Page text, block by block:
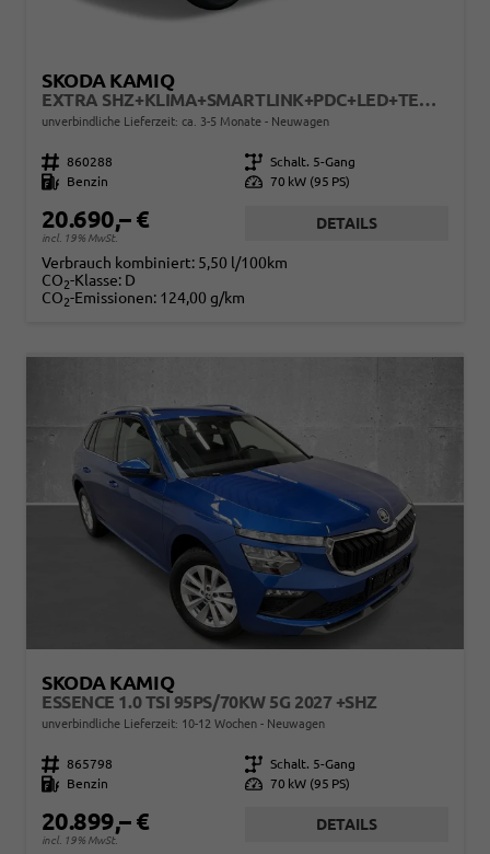
SKODA KAMIQ
EXTRA SHZ+KLIMA+SMARTLINK+PDC+LED+TEMPOMAT
unverbindliche Lieferzeit: ca. 3-5 Monate Neuwagen
Fahrzeugnr. 860288 Getriebe Schalt. 5-Gang
Kraftstoff
Benzin Leistung 70 kW (95 PS)
20.690,– €
incl. 19% MwSt.
DETAILS
Verbrauch kombiniert: 5,50 l/100km
CO2-Klasse: D
CO2-Emissionen: 124,00 g/km
SKODA KAMIQ
ESSENCE 1.0 TSI 95PS/70KW 5G 2027 +SHZ
unverbindliche Lieferzeit: 10-12 Wochen Neuwagen
Fahrzeugnr. 865798 Getriebe Schalt. 5-Gang
Kraftstoff
Benzin Leistung 70 kW (95 PS)
20.899,– €
incl. 19% MwSt.
DETAILS